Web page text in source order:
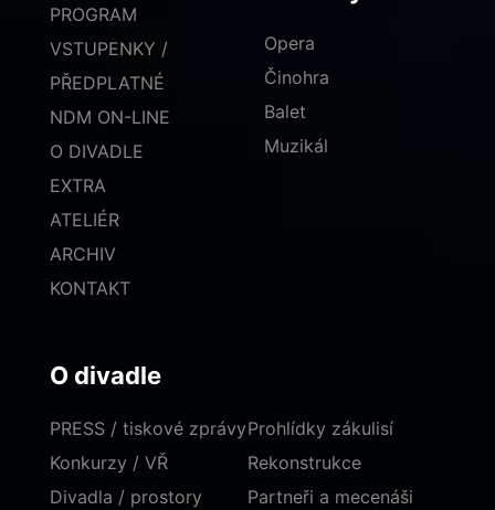
PROGRAM
VSTUPENKY /
PŘEDPLATNÉ
NDM ON-LINE
O DIVADLE
EXTRA
ATELIÉR
ARCHIV
KONTAKT
Opera
Činohra
Balet
Muzikál
O divadle
PRESS / tiskové zprávy
Konkurzy / VŘ
Divadla / prostory
Prohlídky zákulisí
Rekonstrukce
Partneři a mecenáši